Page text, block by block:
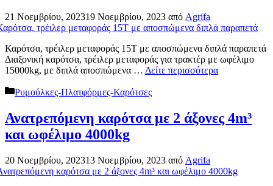
21 Νοεμβρίου, 202319 Νοεμβρίου, 2023 από Agrifa
Καρότσα, τρέιλερ μεταφοράς 15Τ με αποσπώμενα διπλά παραπετά
Διαξονική καρότσα, τρέιλερ μεταφοράς για τρακτέρ με ωφέλιμο
15000kg, με διπλά αποσπώμενα … Δείτε περισσότερα
Κατηγορίες
Ρυμούλκες-Πλατφόρμες-Καρότσες
Ανατρεπόμενη καρότσα με 2 άξονες 4m³
και ωφέλιμο 4000kg
20 Νοεμβρίου, 202313 Νοεμβρίου, 2023 από Agrifa